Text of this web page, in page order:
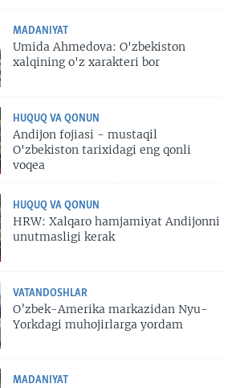
MADANIYAT
Umida Ahmedova: O'zbekiston
xalqining o'z xarakteri bor
HUQUQ VA QONUN
Andijon fojiasi - mustaqil
O'zbekiston tarixidagi eng qonli
voqea
HUQUQ VA QONUN
HRW: Xalqaro hamjamiyat Andijonni
unutmasligi kerak
VATANDOSHLAR
O’zbek-Amerika markazidan Nyu-
Yorkdagi muhojirlarga yordam
MADANIYAT